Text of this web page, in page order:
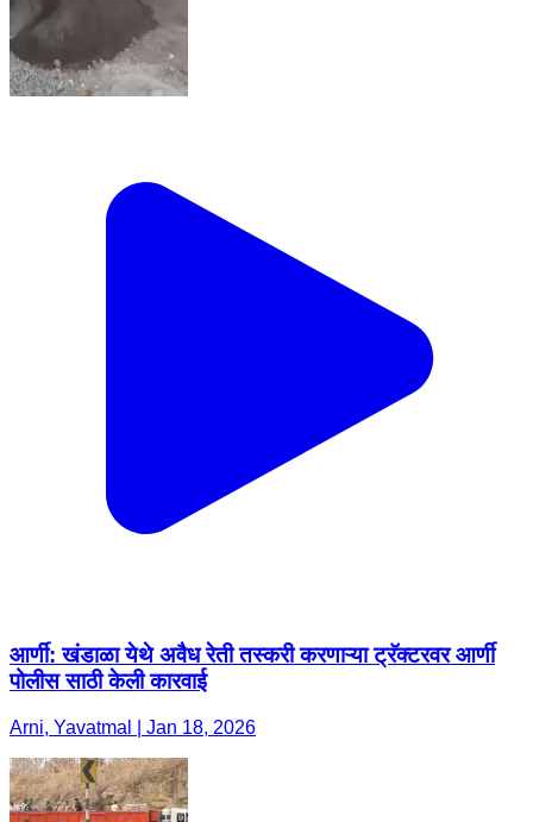
आर्णी: खंडाळा येथे अवैध रेती तस्करी करणाऱ्या ट्रॅक्टरवर आर्णी
पोलीस साठी केली कारवाई
Arni, Yavatmal | Jan 18, 2026